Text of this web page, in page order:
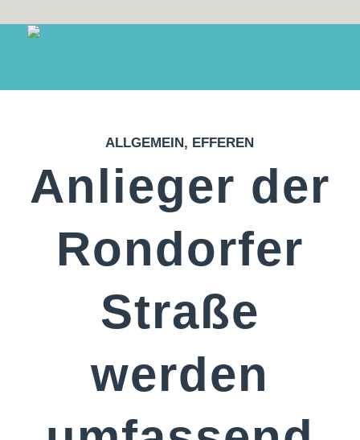
ALLGEMEIN, EFFEREN
Anlieger der
Rondorfer
Straße
werden